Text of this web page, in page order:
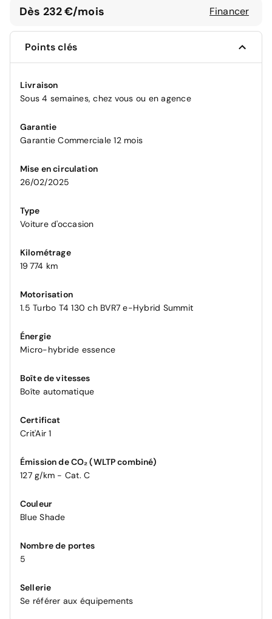
Dès 232 €/mois Financer
Points clés
Livraison
Sous 4 semaines, chez vous ou en agence
Garantie
Garantie Commerciale 12 mois
Mise en circulation
26/02/2025
Type
Voiture d'occasion
Kilométrage
19 774 km
Motorisation
1.5 Turbo T4 130 ch BVR7 e-Hybrid Summit
Énergie
Micro-hybride essence
Boîte de vitesses
Boîte automatique
Certificat
Crit'Air 1
Émission de CO₂ (WLTP combiné)
127 g/km - Cat. C
Couleur
Blue Shade
Nombre de portes
5
Sellerie
Se référer aux équipements